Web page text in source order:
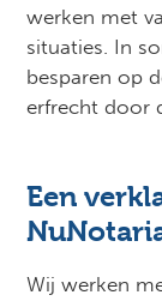
werken met
situaties. In
besparen op
erfrecht door
Een
Wij werken